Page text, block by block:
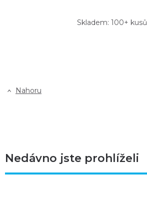
Skladem: 100+ kusů
Nahoru
Nedávno jste prohlíželi